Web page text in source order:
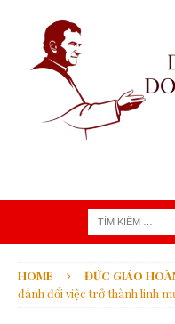
HOME ĐỨC GIÁO
đánh đổi việc trở thành linh